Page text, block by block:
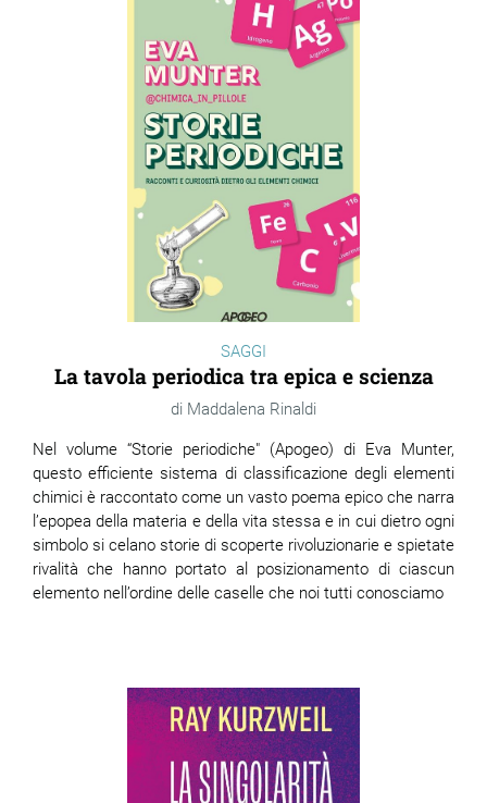
SAGGI
La tavola periodica tra epica e scienza
Maddalena Rinaldi
Nel volume “Storie periodiche" (Apogeo) di Eva Munter,
questo efficiente sistema di classificazione degli elementi
chimici è raccontato come un vasto poema epico che narra
l’epopea della materia e della vita stessa e in cui dietro ogni
simbolo si celano storie di scoperte rivoluzionarie e spietate
rivalità che hanno portato al posizionamento di ciascun
elemento nell’ordine delle caselle che noi tutti conosciamo